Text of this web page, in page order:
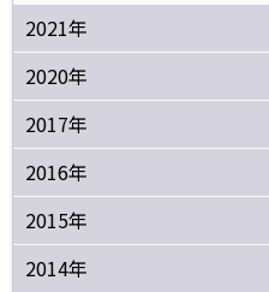
2021年
2020年
2017年
2016年
2015年
2014年